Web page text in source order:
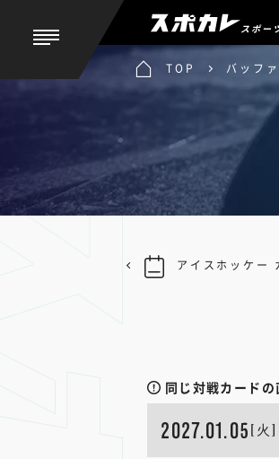
スポー
TOP バッフ
同じ対戦カードの
2027.01.05 [火]
アイスホッケー